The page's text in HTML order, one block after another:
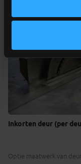
Inkorten deur (per
Optie maatwerk van